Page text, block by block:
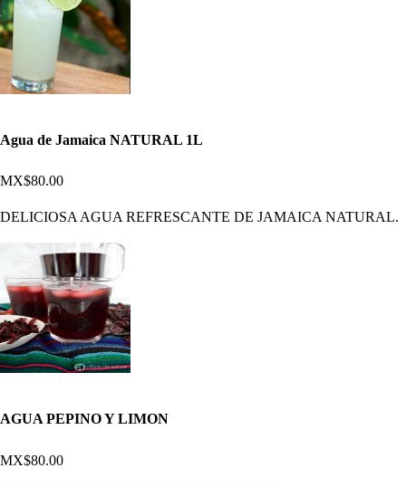
Agua de Jamaica NATURAL 1L
MX$80.00
DELICIOSA AGUA REFRESCANTE DE JAMAICA NATURAL.
AGUA PEPINO Y LIMON
MX$80.00